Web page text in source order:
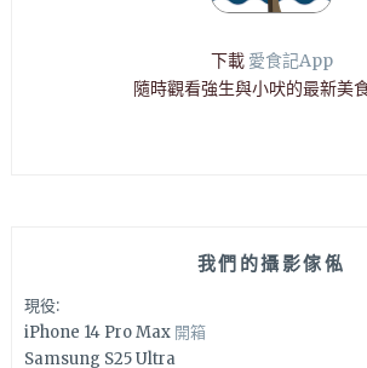
下載 愛食記App
隨時觀看強生與小吠的最新美
我們的攝影傢俬
現役:
iPhone 14 Pro Max 開箱
Samsung S25 Ultra